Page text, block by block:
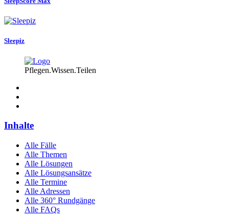
Sleepiz
Pflegen.Wissen.Teilen
Inhalte
Alle Fälle
Alle Themen
Alle Lösungen
Alle Lösungsansätze
Alle Termine
Alle Adressen
Alle 360° Rundgänge
Alle FAQs